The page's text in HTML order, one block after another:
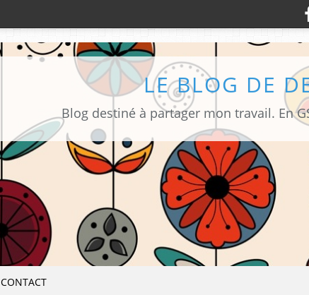
LE BLOG DE
Blog destiné à partager mon travail. En
CONTACT